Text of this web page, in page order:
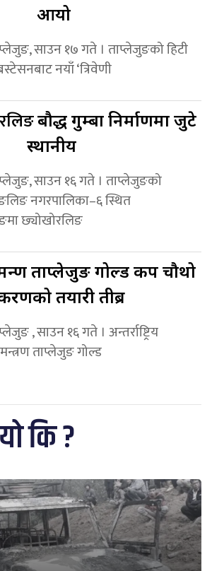
आयो
साउन १७ गते । ताप्लेजुङको हिटी
नयाँ ‘त्रिवेणी
बौद्ध गुम्बा निर्माणमा जुटे
स्थानीय
साउन १६ गते । ताप्लेजुङको
नगरपालिका–६ स्थित
छ्योखोरलिङ
ताप्लेजुङ गोल्ड कप चौथो
तयारी तीब्र
, साउन १६ गते । अन्तर्राष्ट्रिय
ताप्लेजुङ गोल्ड
कि ?